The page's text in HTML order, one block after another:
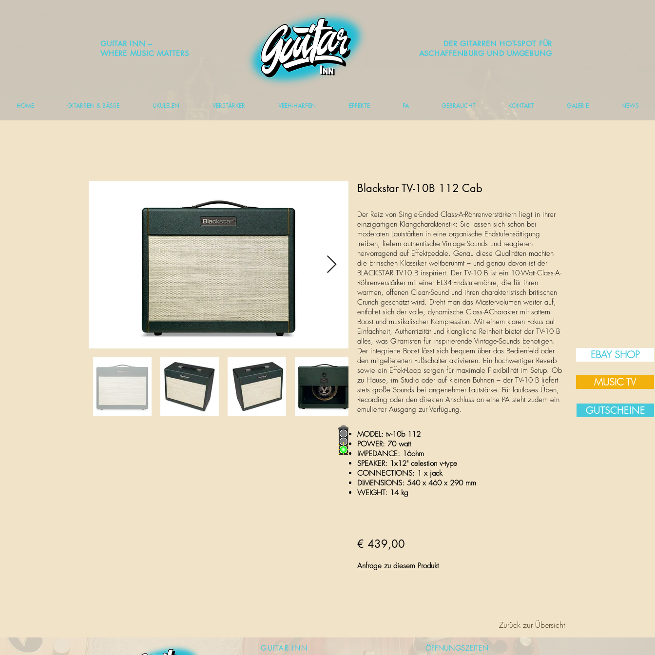
GUITAR INN –
WHERE MUSIC MATTERS
DER GITARREN HOT-SPOT FÜR
ASCHAFFENBURG UND UMGEBUNG
HOME GITARREN & BÄSSE UKULELEN VERSTÄRKER VEEH-HARFEN EFFEKTE PA GEBRAUCHT KONTAKT GALERIE NEWS
EBAY SHOP
MUSIC TV
GUTSCHEINE
Blackstar TV-10B 112 Cab
Der Reiz von Single-Ended Class-A-Röhrenverstärkern liegt in ihrer
einzigartigen Klangcharakteristik: Sie lassen sich schon bei
moderaten Lautstärken in eine organische Endstufensättigung
treiben, liefern authentische Vintage-Sounds und reagieren
hervorragend auf Effektpedale. Genau diese Qualitäten machten
die britischen Klassiker weltberühmt – und genau davon ist der
BLACKSTAR TV10 B inspiriert. Der TV-10 B ist ein 10-Watt-Class-A-
Röhrenverstärker mit einer EL34-Endstufenröhre, die für ihren
warmen, offenen Clean-Sound und ihren charakteristisch britischen
Crunch geschätzt wird. Dreht man das Mastervolumen weiter auf,
entfaltet sich der volle, dynamische Class-ACharakter mit sattem
Boost und musikalischer Kompression. Mit einem klaren Fokus auf
Einfachheit, Authentizität und klangliche Reinheit bietet der TV-10 B
alles, was Gitarristen für inspirierende Vintage-Sounds benötigen.
Der integrierte Boost lässt sich bequem über das Bedienfeld oder
den mitgelieferten Fußschalter aktivieren. Ein hochwertiger Reverb
sowie ein Effekt-Loop sorgen für maximale Flexibilität im Setup. Ob
zu Hause, im Studio oder auf kleinen Bühnen – der TV-10 B liefert
stets große Sounds bei angenehmer Lautstärke. Für lautloses Üben,
Recording oder den direkten Anschluss an eine PA steht zudem ein
emulierter Ausgang zur Verfügung.
MODEL: tv-10b 112
POWER: 70 watt
IMPEDANCE: 16ohm
SPEAKER: 1x12" celestion v-type
CONNECTIONS: 1 x jack
DIMENSIONS: 540 x 460 x 290 mm
WEIGHT: 14 kg
€ 439,00
Anfrage zu diesem Produkt
Zurück zur Übersicht
GUITAR INN
ÖFFNUNGSZEITEN